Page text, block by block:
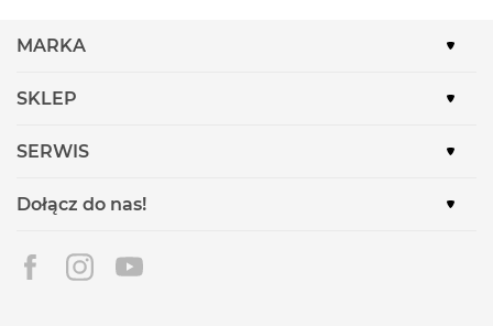
MARKA
SKLEP
SERWIS
Dołącz do nas!